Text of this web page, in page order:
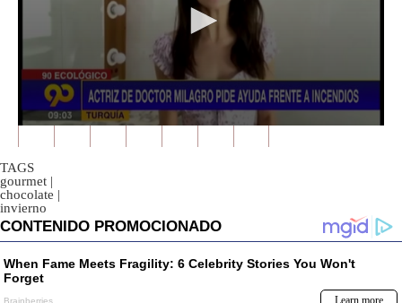
seconds
of
2
minutes,
8
seconds
TAGS
gourmet |
chocolate |
invierno